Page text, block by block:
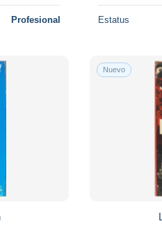
Profesional Estatus
Nuevo